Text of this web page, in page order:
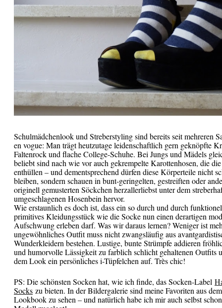
Schulmädchenlook und Streberstyling sind bereits seit mehreren
en vogue: Man trägt heutzutage leidenschaftlich gern geknöpfte
Faltenrock und flache College-Schuhe. Bei Jungs und Mädels
beliebt sind nach wie vor auch gekrempelte Karottenhosen, die
enthüllen – und dementsprechend dürfen diese Körperteile nicht
bleiben, sondern schauen in bunt-geringelten, gestreiften oder
originell gemusterten Söckchen herzallerliebst unter dem
umgeschlagenen Hosenbein hervor.
Wie erstaunlich es doch ist, dass ein so durch und durch
primitives Kleidungsstück wie die Socke nun einen derartigen
Aufschwung erleben darf. Was wir daraus lernen? Weniger ist
ungewöhnliches Outfit muss nicht zwangsläufig aus
Wunderkleidern bestehen. Lustige, bunte Strümpfe addieren
und humorvolle Lässigkeit zu farblich schlicht gehaltenen Outfits
dem Look ein persönliches i-Tüpfelchen auf. Très chic!
PS: Die schönsten Socken hat, wie ich finde, das Socken-Label
Socks zu bieten. In der Bildergalerie sind meine Favoriten aus
Lookbook zu sehen – und natürlich habe ich mir auch selbst